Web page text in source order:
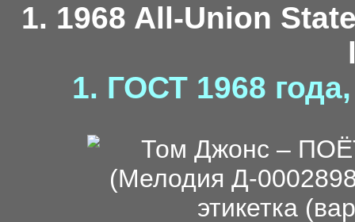
1. 1968 All-Union
1. ГОСТ 1968